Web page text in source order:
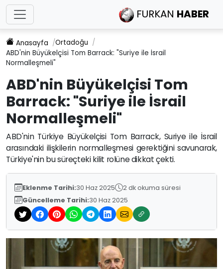
FURKAN HABER
Anasayfa
Ortadoğu
ABD'nin Büyükelçisi Tom Barrack: "Suriye ile İsrail
Normalleşmeli"
ABD'nin Büyükelçisi Tom
Barrack: "Suriye ile İsrail
Normalleşmeli"
ABD'nin Türkiye Büyükelçisi Tom Barrack, Suriye ile İsrail
arasındaki ilişkilerin normalleşmesi gerektiğini savunarak,
Türkiye'nin bu süreçteki kilit rolüne dikkat çekti.
Eklenme Tarihi:30 Haz 2025
2 dk okuma süresi
Güncelleme Tarihi:30 Haz 2025